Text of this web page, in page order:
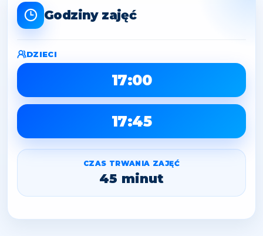
Godziny zajęć
DZIECI
17:00
17:45
CZAS TRWANIA ZAJĘĆ
45 minut